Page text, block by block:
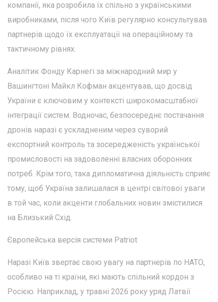
компанії, яка розробила їх спільно з українськими
виробниками, після чого Київ регулярно консультував
партнерів щодо їх експлуатації на операційному та
тактичному рівнях.
Аналітик Фонду Карнегі за міжнародний мир у
Вашингтоні Майкл Кофман акцентував, що досвід
України є ключовим у контексті широкомасштабної
інтеграції систем. Водночас, безпосереднє постачання
дронів наразі є ускладненим через суворий
експортний контроль та зосередженість української
промисловості на задоволенні власних оборонних
потреб. Крім того, така дипломатична діяльність сприяє
тому, щоб Україна залишалася в центрі світової уваги
в той час, коли акценти глобальних новин змістилися
на Близький Схід.
Європейська версія системи Patriot
Наразі Київ звертає свою увагу на партнерів по НАТО,
особливо на ті країни, які мають спільний кордон з
Росією. Наприклад, у травні 2026 року уряд Латвії